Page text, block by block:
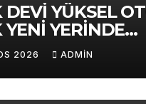
DEVİ YÜKSEL
YENİ YERİNDE
VERMEYE
2026 ADMIN